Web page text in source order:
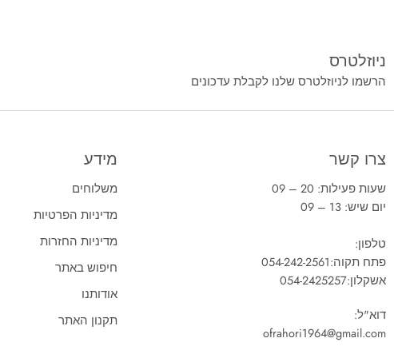
ניוזלטרס
הרשמו לניוזלטרס שלנו לקבלת עדכונים
צרו קשר
שעות פעילות: 20 – 09
יום שיש: 13 – 09
טלפון:
פתח תקוה:054-242-2561
אשקלון:054-2425257
דוא"ל:
ofrahori1964@gmail.com
מידע
משלוחים
מדיניות הפרטיות
מדיניות החזרות
חיפוש באתר
אודותנו
תקנון האתר